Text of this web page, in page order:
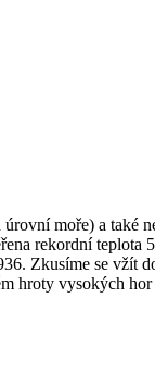
moře) a také
rekordní teplota
Zkusíme se vžít
hroty vysokých hor